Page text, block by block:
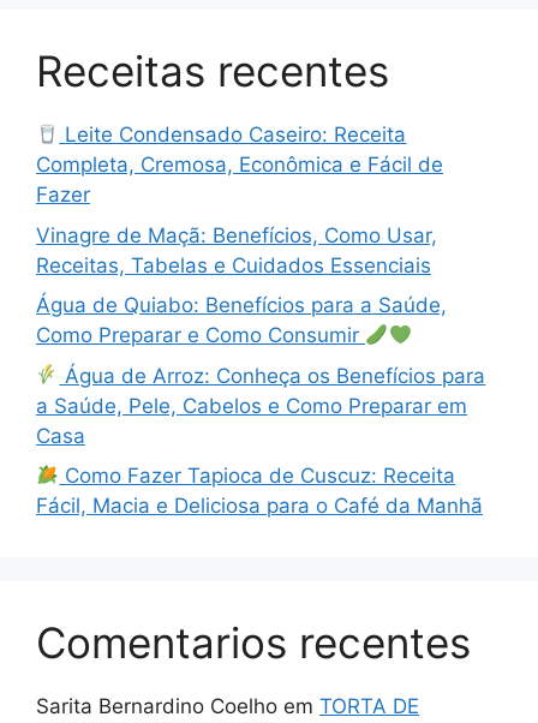
Receitas recentes
Leite Condensado Caseiro: Receita
Completa, Cremosa, Econômica e Fácil de
Fazer
Vinagre de Maçã: Benefícios, Como Usar,
Receitas, Tabelas e Cuidados Essenciais
Água de Quiabo: Benefícios para a Saúde,
Como Preparar e Como Consumir
Água de Arroz: Conheça os Benefícios para
a Saúde, Pele, Cabelos e Como Preparar em
Casa
Como Fazer Tapioca de Cuscuz: Receita
Fácil, Macia e Deliciosa para o Café da Manhã
Comentarios recentes
Sarita Bernardino Coelho em TORTA DE